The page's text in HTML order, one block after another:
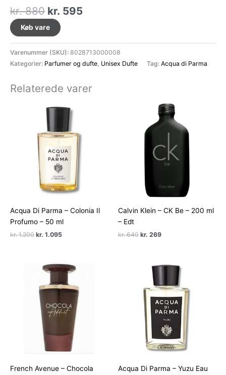
kr.880 Den
oprindelige
pris
var:
kr. 880.
kr. 595
er:
kr. 595.
Køb vare
Varenummer (SKU): 8028713000008
Kategorier: Parfumer og dufte Unisex Dufte Tag: Acqua di Parma
Relaterede varer
Acqua Di Parma – Colonia Il
Profumo – 50 ml
kr.1.200 Den
kr. 1.200.
kr. 1.095Den
kr. 1.095.
Calvin Klein – CK Be – 200 ml
– Edt
kr.640 Den
kr. 640.
kr. 269Den
kr. 269.
French Avenue – Chocola
Acqua Di Parma – Yuzu Eau